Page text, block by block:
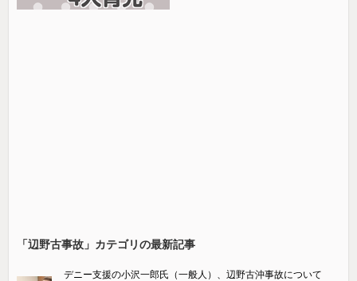
「辺野古事故」カテゴリの最新記事
デニー支援の小沢一郎氏（一般人）、辺野古沖事故について